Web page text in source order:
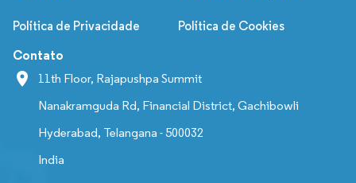
Política de Privacidade Política de Cookies
Contato
11th Floor, Rajapushpa Summit
Nanakramguda Rd, Financial District, Gachibowli
Hyderabad, Telangana - 500032
India